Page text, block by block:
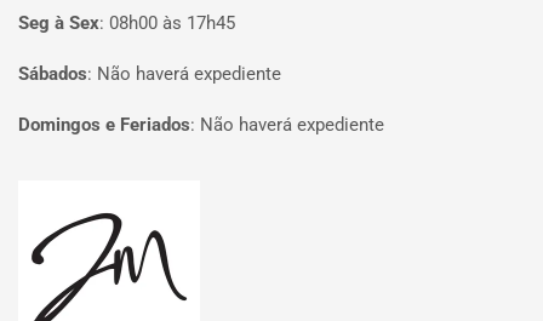
Seg à Sex: 08h00 às 17h45
Sábados: Não haverá expediente
Domingos e Feriados: Não haverá expediente